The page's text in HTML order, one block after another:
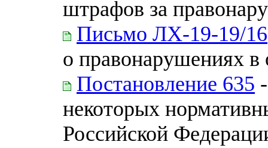
штрафов за
Письмо ЛХ-19-19/16
о правонарушениях в
Постановление 635
некоторых
Российской